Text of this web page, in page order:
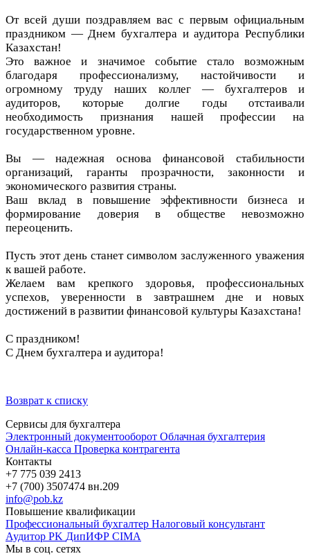
От всей души поздравляем вас с первым официальным
праздником — Днем бухгалтера и аудитора Республики
Казахстан!
Это важное и значимое событие стало возможным
благодаря профессионализму, настойчивости и
огромному труду наших коллег — бухгалтеров и
аудиторов, которые долгие годы отстаивали
необходимость признания нашей профессии на
государственном уровне.
Вы — надежная основа финансовой стабильности
организаций, гаранты прозрачности, законности и
экономического развития страны.
Ваш вклад в повышение эффективности бизнеса и
формирование доверия в обществе невозможно
переоценить.
Пусть этот день станет символом заслуженного уважения
к вашей работе.
Желаем вам крепкого здоровья, профессиональных
успехов, уверенности в завтрашнем дне и новых
достижений в развитии финансовой культуры Казахстана!
С праздником!
С Днем бухгалтера и аудитора!
Возврат к списку
Сервисы для бухгалтера
Электронный документооборот Облачная бухгалтерия
Онлайн-касса Проверка контрагента
Контакты
+7 775 039 2413
+7 (700) 3507474 вн.209
info@pob.kz
Повышение квалификации
Профессиональный бухгалтер Налоговый консультант
Аудитор PK ДипИФР CIMA
Мы в соц. сетях